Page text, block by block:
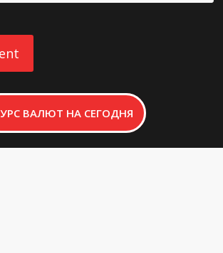
ВАЛЮТ НА СЕГОДНЯ